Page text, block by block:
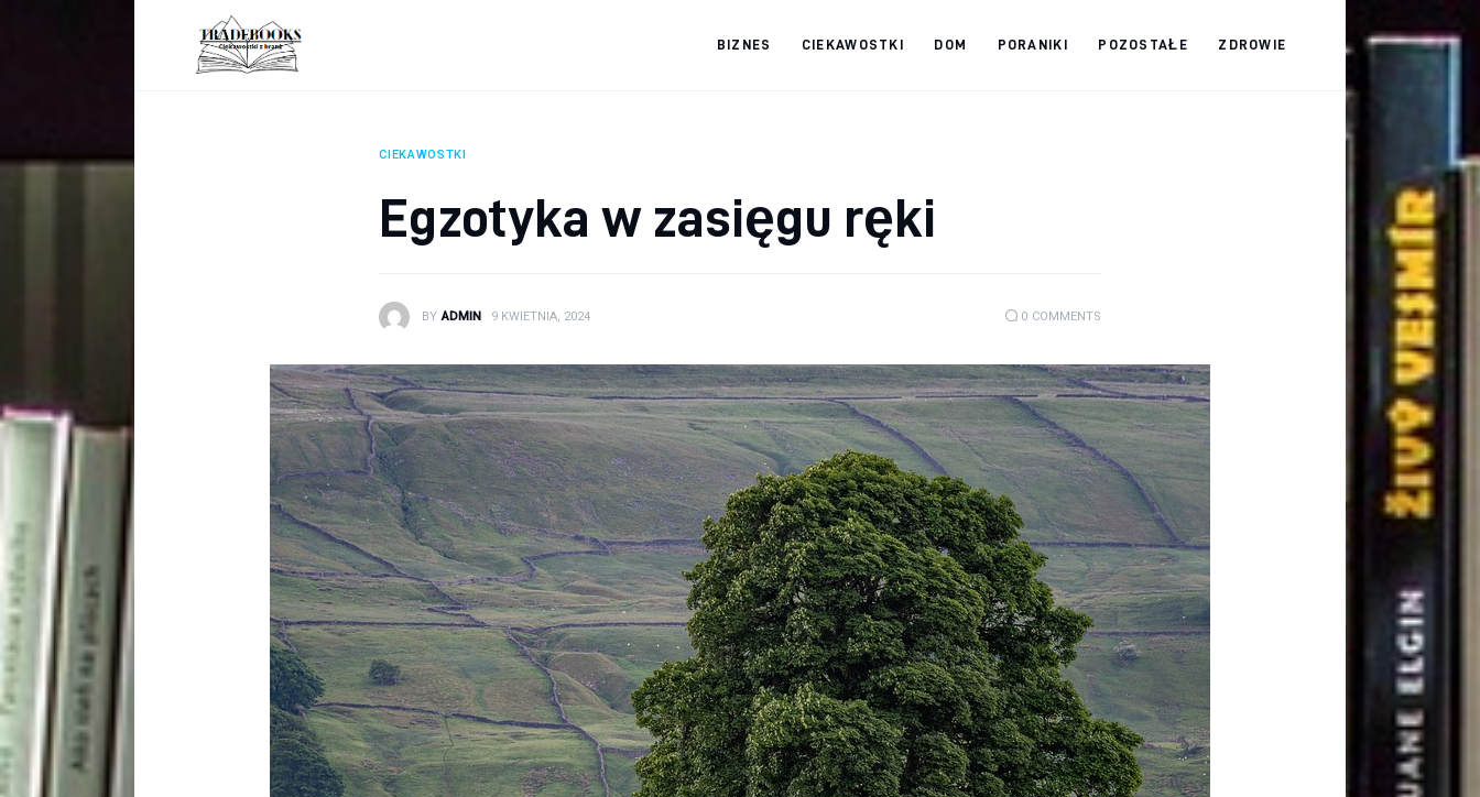
BIZNES CIEKAWOSTKI DOM PORANIKI POZOSTAŁE ZDROWIE
CIEKAWOSTKI
Egzotyka w zasięgu ręki
BY ADMIN 9 KWIETNIA, 2024 0 COMMENTS